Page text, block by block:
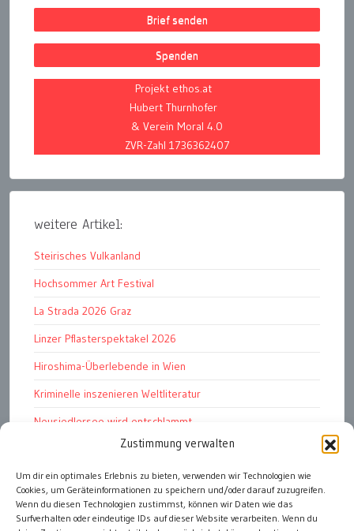
Zustimmung verwalten
Um dir ein optimales Erlebnis zu bieten, verwenden wir Technologien wie
Cookies, um Geräteinformationen zu speichern und/oder darauf zuzugreifen.
Wenn du diesen Technologien zustimmst, können wir Daten wie das
Surfverhalten oder eindeutige IDs auf dieser Website verarbeiten. Wenn du
Brief senden
Spenden
Projekt ethos.at
Hubert Thurnhofer
& Verein Moral 4.0
ZVR-Zahl 1736362407
weitere Artikel:
Steirisches Vulkanland
Hochsommer Art Festival
La Strada 2026 Graz
Linzer Pflasterspektakel 2026
Hiroshima-Überlebende in Wien
Kriminelle inszenieren Weltliteratur
Neusiedlersee wird entschlammt
TKG wünscht besinnliches Weihnachtsfest
Fußball WM 2026: „historisch“
Die Wichtigen